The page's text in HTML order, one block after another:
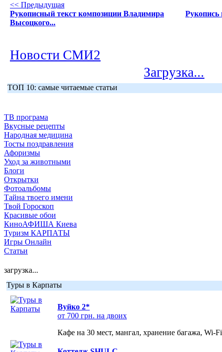
<< Предыдущая
Рукописный текст композиции Владимира
Высоцкого...
Рукопись
Новости СМИ2
Загрузка...
ТОП 10: самые читаемые статьи
ТВ програма
Вкусные рецепты
Народная медицина
Тосты поздравления
Афоризмы
Уход за животными
Блоги
Открытки
Фотоальбомы
Тайна твоего имени
Твой Гороскоп
Красивые обои
КиноАФИША Киева
Туризм КАРПАТЫ
Игры Онлайн
Статьи
загрузка...
Туры в Карпаты
Вуйко 2*
от 700 грн. на двоих
Кафе на 30 мест, мангал, хранение багажа, Wi-